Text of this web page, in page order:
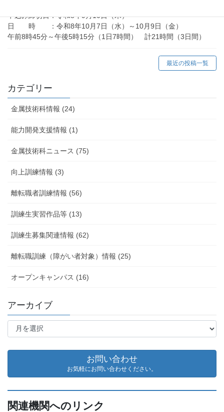
申込み締切日：令和8年9月10日（木）
日 時 ：令和8年10月7日（水）～10月9日（金）
午前8時45分～午後5時15分（1日7時間） 計21時間（3日間）
最近の投稿一覧
カテゴリー
金属技術科情報 (24)
能力開発支援情報 (1)
金属技術科ニュース (75)
向上訓練情報 (3)
離転職者訓練情報 (56)
訓練生実習作品等 (13)
訓練生募集関連情報 (62)
離転職訓練（障がい者対象）情報 (25)
オープンキャンパス (16)
アーカイブ
ア
イ
お問い合わせ
お気軽にお問い合わせください。
関連機関へのリンク